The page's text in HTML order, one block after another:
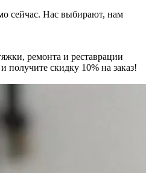
сейчас. Нас выбирают, нам
ремонта и реставрации
получите скидку 10% на заказ!